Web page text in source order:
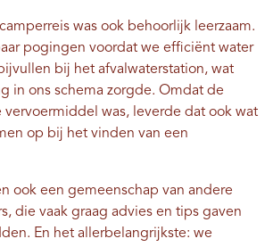
was ook behoorlijk leerzaam.
pogingen voordat we efficiënt water
bij het afvalwaterstation, wat
in ons schema zorgde. Omdat de
vervoermiddel was, leverde dat ook wat
op bij het vinden van een
ook een gemeenschap van andere
die vaak graag advies en tips gaven
En het allerbelangrijkste: we